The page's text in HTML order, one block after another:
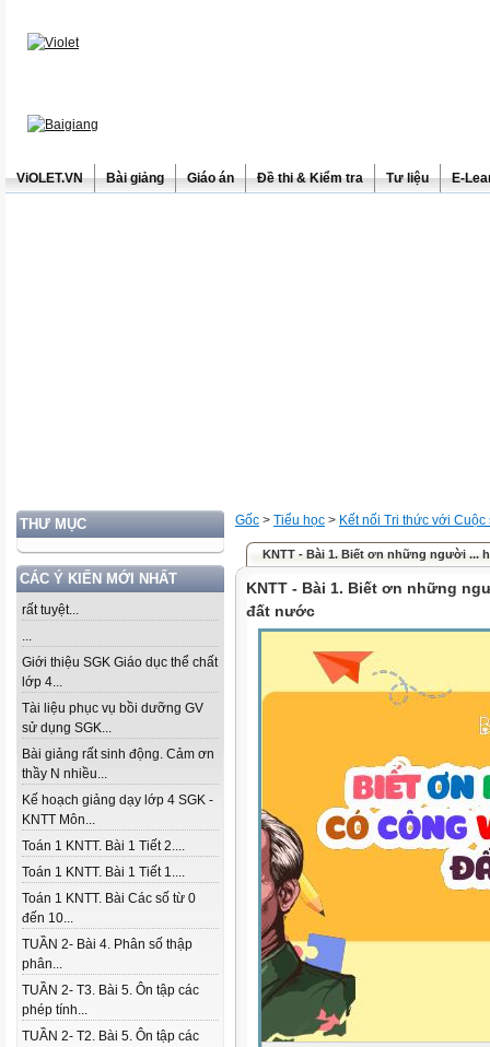
ViOLET.VN Bài giảng Giáo án Đề thi & Kiểm tra Tư liệu E-
THƯ MỤC
CÁC Ý KIẾN MỚI NHẤT
rất tuyệt...
...
Giới thiệu SGK Giáo dục thể chất
lớp 4...
Tài liệu phục vụ bồi dưỡng GV
sử dụng SGK...
Bài giảng rất sinh động. Cảm ơn
thầy N nhiều...
Kế hoạch giảng dạy lớp 4 SGK -
KNTT Môn...
Toán 1 KNTT. Bài 1 Tiết 2....
Toán 1 KNTT. Bài 1 Tiết 1....
Toán 1 KNTT. Bài Các số từ 0
đến 10...
TUẦN 2- Bài 4. Phân số thập
phân...
TUẦN 2- T3. Bài 5. Ôn tập các
phép tính...
TUẦN 2- T2. Bài 5. Ôn tập các
Gốc > Tiểu học > Kết nối Tri thức với Cuộc
KNTT - Bài 1. Biết ơn những người ...
KNTT - Bài 1. Biết ơn những
đất nước